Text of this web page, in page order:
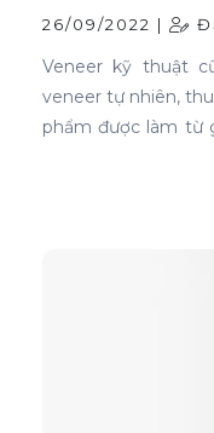
26/09/2022 |
Veneer kỹ thuật
veneer tự nhiên,
phẩm được làm từ